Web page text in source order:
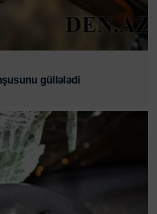
güllələdi